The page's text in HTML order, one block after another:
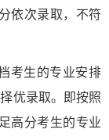
依次录取，不符
考生的专业安排
优录取。即按照
高分考生的专业